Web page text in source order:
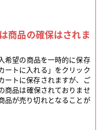
商品の確保はされま
希望の商品を一時的に保存
ートに入れる」をクリック
ートに保存されますが、ご
商品は確保されておりませ
品が売り切れとなることが